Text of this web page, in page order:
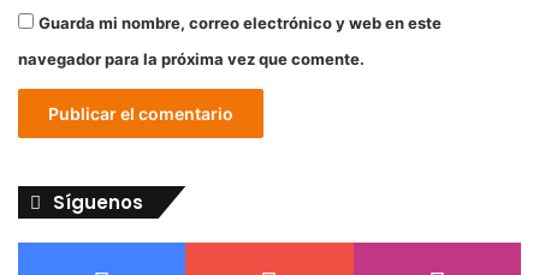
Guarda mi nombre, correo electrónico y web en este
navegador para la próxima vez que comente.
Síguenos